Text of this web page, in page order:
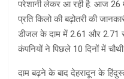
परेशानी लेकर आ रही है. आज 26
प्रति किलो की बढ़ोतरी की
डीजल के दाम में 2.61 और 2.71
कंपनियों ने पिछले 10 दिनों में
दाम बढ़ने के बाद देहरादून के